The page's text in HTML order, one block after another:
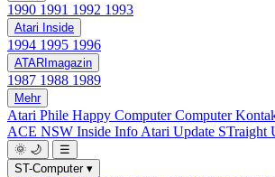
1990 1991 1992 1993
Atari Inside
1994 1995 1996
ATARImagazin
1987 1988 1989
Mehr
Atari Phile Happy ComputerComputer
ACE NSW Inside Info Atari Update STraight
🌞 🌙
☰
ST-Computer ▾